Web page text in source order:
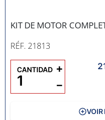
KIT DE MOTOR
RÉF. 21813
CANTIDAD
−
+
VOIR